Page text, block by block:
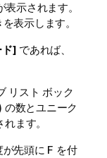
示されます。
表示します。
] であれば、
リスト ボック
の数とユニーク
ます。
先頭に F を付